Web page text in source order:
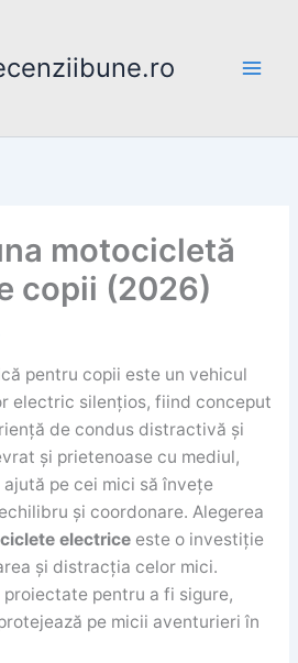
motocicletă
copii (2026)
pentru copii este un vehicul
electric silențios, fiind conceput
de condus distractivă și
și prietenoase cu mediul,
pe cei mici să învețe
și coordonare. Alegerea
electriceeste o investiție
și distracția celor mici.
pentru a fi sigure,
pe micii aventurieri în